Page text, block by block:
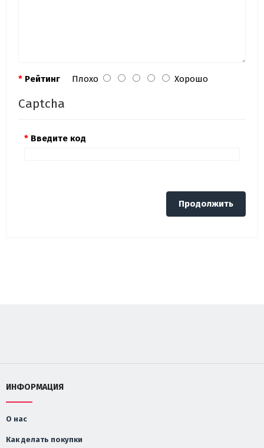
Рейтинг Плохо Хорошо
Captcha
Введите код
Продолжить
ИНФОРМАЦИЯ
О нас
Как делать покупки